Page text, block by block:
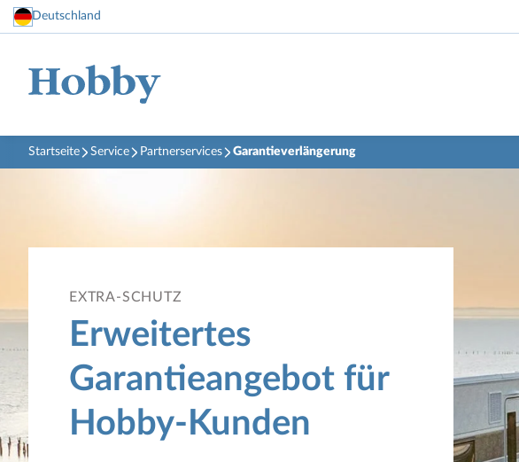
Deutschland
Startseite Service Partnerservices Garantieverlängerung
EXTRA-SCHUTZ
Erweitertes
Garantieangebot für
Hobby-Kunden